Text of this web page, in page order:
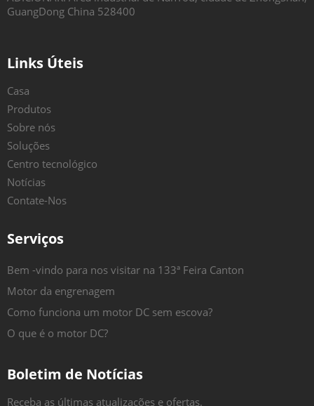
GuangDong China 528400
Links Úteis
Casa
Produtos
Sobre nós
Soluções
Centro tecnológico
Notícias
Contate-Nos
Serviços
Bem -vindo para nos visitar na 133ª Feira Canton
Motor da engrenagem
Como funciona um motor DC sem escova?
O que é o motor DC?
Boletim de Notícias
Receba as últimas atualizações e ofertas.